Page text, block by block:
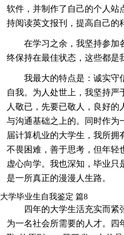
软件，并制作了自己的个人站
持阅读英文报刊，提高自己的
在学习之余，我坚持参加
终保持在最佳状态，这些都是
我最大的特点是：诚实守
自我。为人处世上，我坚持严
人敬已，先要已敬人，良好
与沟通基础之上的。同时作为
届计算机业的大学生，我所拥
不畏困难，善于思考，但年轻
虚心向学。我也深知，毕业只
是一所真正的漫漫人生路。
大学毕业生自我鉴定 篇8
四年的大学生活充实而紧
为一名社会所需要的人才。四